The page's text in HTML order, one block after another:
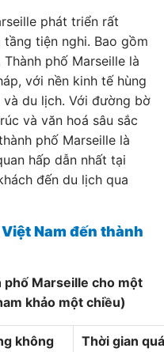
phát triển rất
tiện nghi. Bao gồm
phố Marseille là
với nền kinh tế hùng
du lịch. Với đường bờ
và văn hoá sâu sắc
phố Marseille là
hấp dẫn nhất tại
đến du lịch qua
Nam đến thành
phố Marseille cho một
khảo một chiều)
không
Thời gian